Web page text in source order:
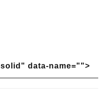
data-name="">